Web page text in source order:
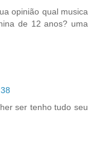
opinião qual musica
de 12 anos? uma
ser tenho tudo seu